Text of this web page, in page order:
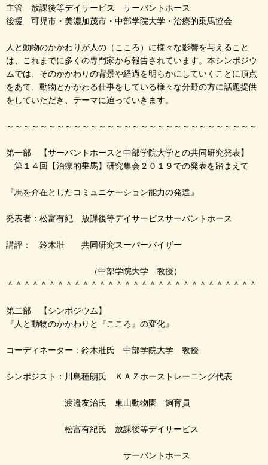
主管 放課後等デイサービス サーバントホース
後援 可児市・美濃加茂市・中部学院大学・治療的乗馬協会
人と動物のかかわりが人の（こころ）に様々な影響を与えること
は、これまでに多くの専門家から報告されています。本シンポジウ
ムでは、そのかかわりの背景や経過を明らかにしていくことに頂点
をあて、動物とかかわる仕事をしている様々な分野の方に話題提供
をしていただき、テーマに迫っていきます。
～～～～～～～～～～～～～～～～～～～～～～～～～～～～～～
第一部 【サーバントホースと中部学院大学との共同研究発表】
第１４回【治療的乗馬】研究集会２０１９での発表を踏まえて
『馬を介在としたコミュニケーション能力の発達』
発表者：松富有紀 放課後等デイサービスサーバントホース
講評： 鈴木壯 共同研究スーパーバイザー
（中部学院大学 教授）
＾＾＾＾＾＾＾＾＾＾＾＾＾＾＾＾＾＾＾＾＾＾＾＾＾＾＾＾＾＾
第二部 【シンポジウム】
『人と動物のかかわりと『こころ』の変化』
コーディネーター：鈴木壯氏 中部学院大学 教授
シンポジスト：川島種朗氏 ＫＡＺホーストレーニング代表
渡邉友治氏 東山動物園 飼育員
松富有紀氏 放課後等デイサービス
サーバントホース